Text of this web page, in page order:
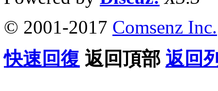
© 2001-2017 Comsenz Inc.
快速回復 返回頂部 返回